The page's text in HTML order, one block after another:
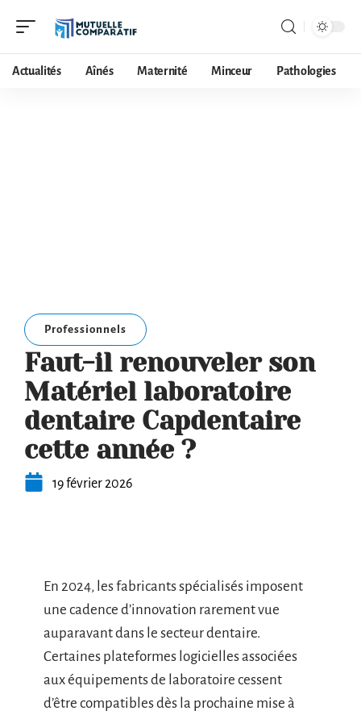
Actualités Aînés Maternité Minceur Pathologies
Professionnels
Faut-il renouveler son
Matériel laboratoire
dentaire Capdentaire
cette année ?
19 février 2026
En 2024, les fabricants spécialisés imposent
une cadence d’innovation rarement vue
auparavant dans le secteur dentaire.
Certaines plateformes logicielles associées
aux équipements de laboratoire cessent
d’être compatibles dès la prochaine mise à